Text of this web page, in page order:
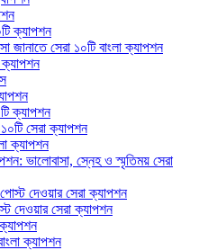
ক্যাপশন
জানাতে সেরা ১০টি বাংলা ক্যাপশন
ক্যাপশন
ক্যাপশন
সেরা ক্যাপশন
ক্যাপশন
ভালোবাসা, স্নেহ ও স্মৃতিময় সেরা
পোস্ট দেওয়ার সেরা ক্যাপশন
দেওয়ার সেরা ক্যাপশন
ক্যাপশন
ক্যাপশন